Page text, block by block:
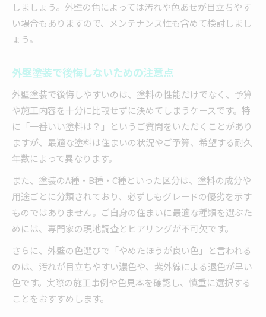
しましょう。外壁の色によっては汚れや色あせが目立ちやす
い場合もありますので、メンテナンス性も含めて検討しまし
ょう。
外壁塗装で後悔しないための注意点
外壁塗装で後悔しやすいのは、塗料の性能だけでなく、予算
や施工内容を十分に比較せずに決めてしまうケースです。特
に「一番いい塗料は？」というご質問をいただくことがあり
ますが、最適な塗料は住まいの状況やご予算、希望する耐久
年数によって異なります。
また、塗装のA種・B種・C種といった区分は、塗料の成分や
用途ごとに分類されており、必ずしもグレードの優劣を示す
ものではありません。ご自身の住まいに最適な種類を選ぶた
めには、専門家の現地調査とヒアリングが不可欠です。
さらに、外壁の色選びで「やめたほうが良い色」と言われる
のは、汚れが目立ちやすい濃色や、紫外線による退色が早い
色です。実際の施工事例や色見本を確認し、慎重に選択する
ことをおすすめします。